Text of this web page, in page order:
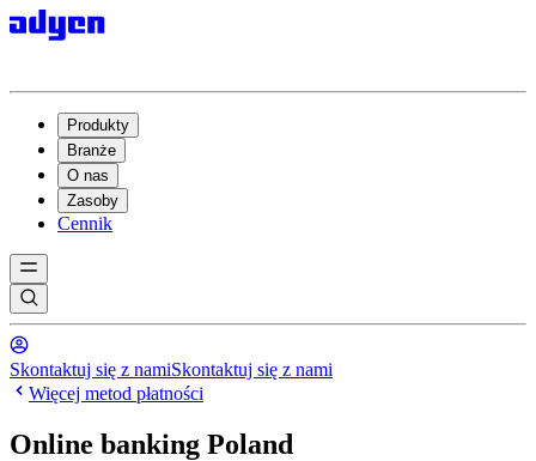
Produkty
Branże
O nas
Zasoby
Cennik
Skontaktuj się z namiSkontaktuj się z nami
Więcej metod płatności
Online banking Poland